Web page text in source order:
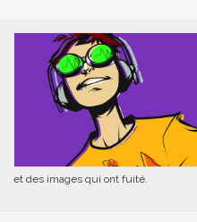
et des images qui ont fuité.